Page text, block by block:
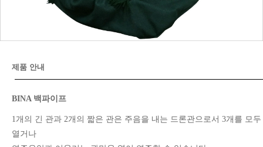
제품 안내
BINA 백파이프
1개의 긴 관과 2개의 짧은 관은 주음을 내는 드론관으로서 3개를 모두
열거나